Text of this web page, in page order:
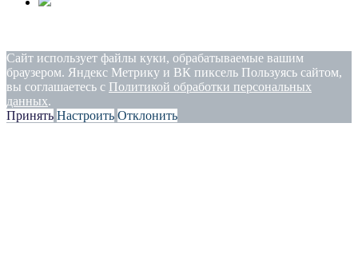
Сайт использует файлы куки, обрабатываемые вашим
браузером. Яндекс Метрику и ВК пиксель Пользуясь сайтом,
вы соглашаетесь с Политикой обработки персональных
данных.
Принять Настроить Отклонить